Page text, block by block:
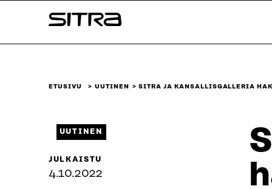
sisältöön
Sitra
ETUSIVU UUTINEN SITRA JA KANSALLISGALLERIA
UUTINEN
JULKAISTU
4.10.2022